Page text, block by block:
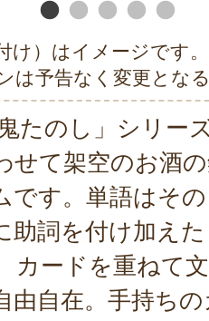
）はイメージです。
は予告なく変更とな
たのし」シリー
せて架空のお酒
です。単語はそ
助詞を付け加え
カードを重ねて
由自在。手持ち